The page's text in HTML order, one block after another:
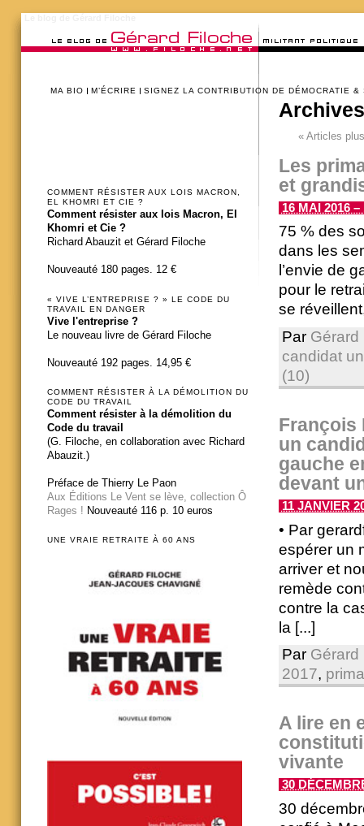
MA BIO M’ÉCRIRE SIGNEZ LA CONTRIBUTION DE DÉMOCRATIE &
«Articles
Les
et
16 MAI 2016 –
75 % des
dans les
l’envie de
pour le
se
Par Gérard
candidat
(10)
François
un
gauche
devant
11 JANVIER
• Par
espérer un
arriver et
remède
contre la
la [...]
Par Gérard
2017,
A lire en
vivante
30
30
COMMENT RÉSISTER AUX LOIS MACRON,
EL KHOMRI ET CIE ?
Comment résister aux lois Macron, El
Khomri et Cie ?
Richard Abauzit et Gérard Filoche
Nouveauté 180 pages. 12 €
« VIVE L’ENTREPRISE ? » LE CODE DU
TRAVAIL EN DANGER
Vive l'entreprise ?
Le nouveau livre de Gérard Filoche
Nouveauté 192 pages. 14,95 €
COMMENT RÉSISTER À LA DÉMOLITION DU
CODE DU TRAVAIL
Comment résister à la démolition du
Code du travail
(G. Filoche, en collaboration avec Richard
Abauzit.)
Préface de Thierry Le Paon
Aux Éditions Le Vent se lève, collection Ô
Rages ! Nouveauté 116 p. 10 euros
UNE VRAIE RETRAITE À 60 ANS